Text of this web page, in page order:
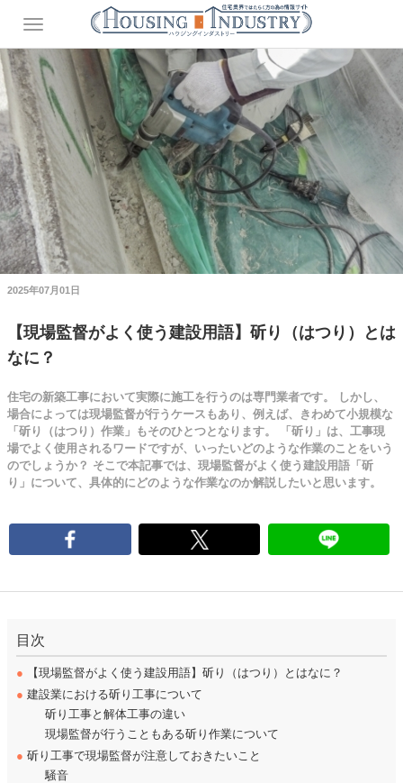
2025年07月01日
【現場監督がよく使う建設用語】斫り（はつり）とは
なに？
住宅の新築工事において実際に施工を行うのは専門業者です。 しかし、
場合によっては現場監督が行うケースもあり、例えば、きわめて小規模な
「斫り（はつり）作業」もそのひとつとなります。 「斫り」は、工事現
場でよく使用されるワードですが、いったいどのような作業のことをいう
のでしょうか？ そこで本記事では、現場監督がよく使う建設用語「斫
り」について、具体的にどのような作業なのか解説したいと思います。
目次
● 【現場監督がよく使う建設用語】斫り（はつり）とはなに？
● 建設業における斫り工事について
斫り工事と解体工事の違い
現場監督が行うこともある斫り作業について
● 斫り工事で現場監督が注意しておきたいこと
騒音